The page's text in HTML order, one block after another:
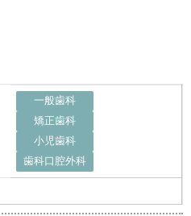
一般歯科
矯正歯科
小児歯科
歯科口腔外科